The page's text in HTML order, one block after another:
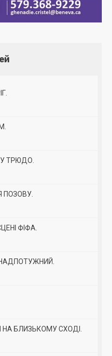
ТРЮДО.
ПОЗОВУ.
ФІФА.
НАДПОТУЖНИЙ.
БЛИЗЬКОМУ СХОДІ.